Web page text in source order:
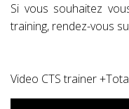
Si vous souhaitez
training, rendez-vous
Video CTS trainer